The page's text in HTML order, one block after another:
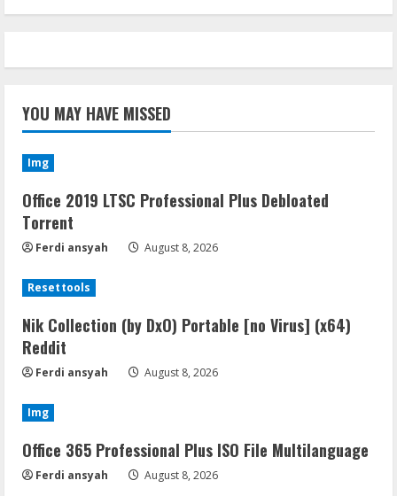
YOU MAY HAVE MISSED
Img
Office 2019 LTSC Professional Plus Debloated
Tоrrеnt
Ferdi ansyah August 8, 2026
Resettools
Nik Collection (by DxO) Portable [no Virus] (x64)
Reddit
Ferdi ansyah August 8, 2026
Img
Office 365 Professional Plus ISO File Multilanguage
Ferdi ansyah August 8, 2026